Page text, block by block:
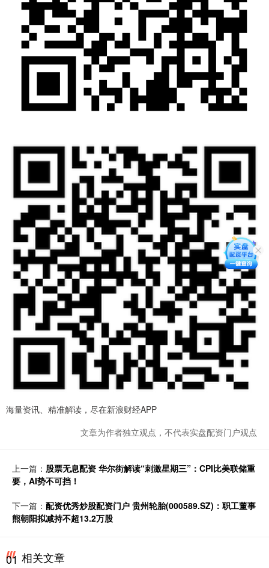
海量资讯、精准解读，尽在新浪财经APP
文章为作者独立观点，不代表实盘配资门户观点
上一篇： 股票无息配资 华尔街解读“刺激星期三”：CPI比美联储重
要，AI势不可挡！
下一篇： 配资优秀炒股配资门户 贵州轮胎(000589.SZ)：职工董事
熊朝阳拟减持不超13.2万股
01 相关文章